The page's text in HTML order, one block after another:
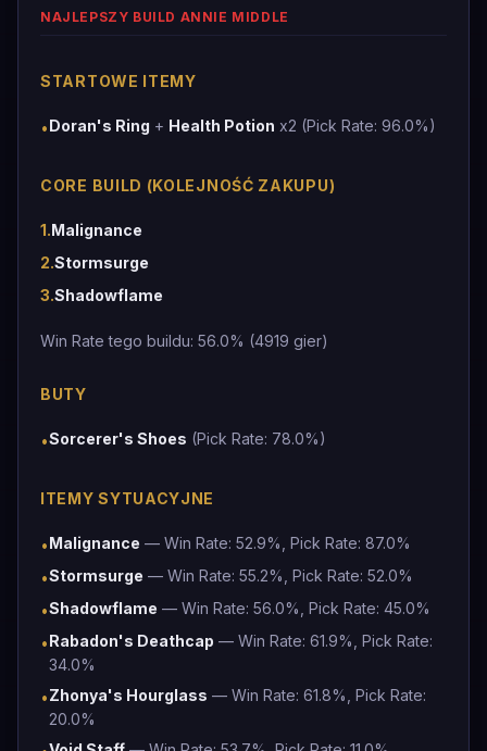
NAJLEPSZY BUILD ANNIE MIDDLE
STARTOWE ITEMY
•Doran's Ring + Health Potion x2 (Pick Rate: 96.0%)
CORE BUILD (KOLEJNOŚĆ ZAKUPU)
1.Malignance
2.Stormsurge
3.Shadowflame
Win Rate tego buildu: 56.0% (4919 gier)
BUTY
•Sorcerer's Shoes (Pick Rate: 78.0%)
ITEMY SYTUACYJNE
•Malignance — Win Rate: 52.9%, Pick Rate: 87.0%
•Stormsurge — Win Rate: 55.2%, Pick Rate: 52.0%
•Shadowflame — Win Rate: 56.0%, Pick Rate: 45.0%
•Rabadon's Deathcap — Win Rate: 61.9%, Pick Rate:
34.0%
•Zhonya's Hourglass — Win Rate: 61.8%, Pick Rate:
20.0%